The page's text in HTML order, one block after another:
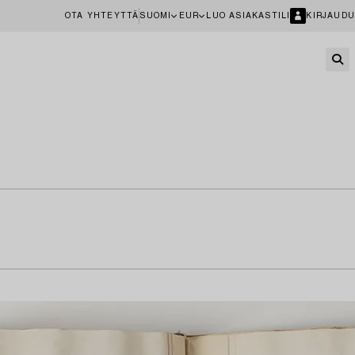
OTA YHTEYTTÄ SUOMI EUR LUO ASIAKASTILI KIRJAUDU